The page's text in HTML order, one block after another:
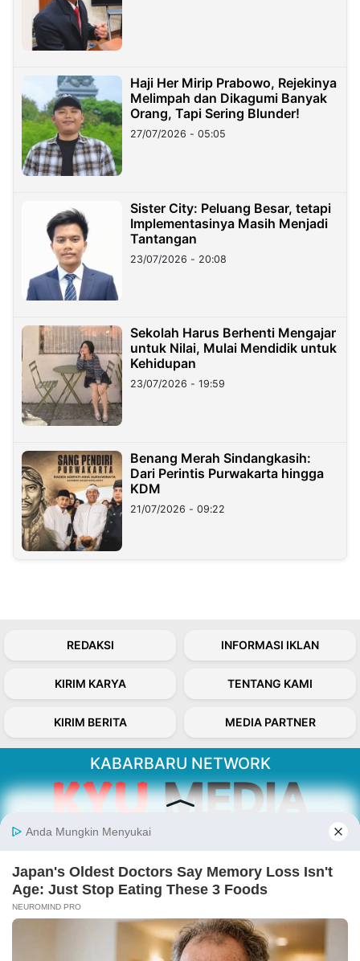
Haji Her Mirip Prabowo, Rejekinya
Melimpah dan Dikagumi Banyak
Orang, Tapi Sering Blunder!
27/07/2026 - 05:05
Sister City: Peluang Besar, tetapi
Implementasinya Masih Menjadi
Tantangan
23/07/2026 - 20:08
Sekolah Harus Berhenti Mengajar
untuk Nilai, Mulai Mendidik untuk
Kehidupan
23/07/2026 - 19:59
Benang Merah Sindangkasih:
Dari Perintis Purwakarta hingga
KDM
21/07/2026 - 09:22
REDAKSI INFORMASI IKLAN
KIRIM KARYA TENTANG KAMI
KIRIM BERITA MEDIA PARTNER
KABARBARU NETWORK
Kabarbaru.co menyajikan berita aktual dan
inspiratif dari sudut pandang berbaik sangka
Follow Kabarbaru